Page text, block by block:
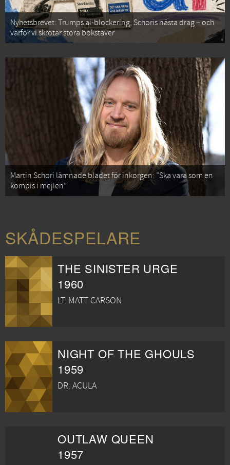
Nyhetsbrevet: Trumps ai-blockering, Schoris nästa drag – och
varför vi skrotar stora bokstäver
Martin Schori lämnade bladet för inkorgen: ”Ska vara som en
kompis i mejlen”
SKÅDESPELARE
THE SINISTER URGE
1960
LT. MATT CARSON
NIGHT OF THE GHOULS
1959
DR. ACULA
OUTLAW QUEEN
1957